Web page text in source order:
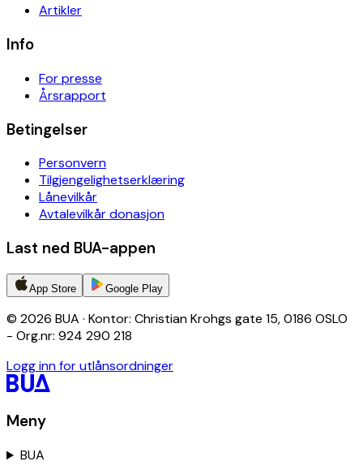
Artikler
Info
For presse
Årsrapport
Betingelser
Personvern
Tilgjengelighetserklæring
Lånevilkår
Avtalevilkår donasjon
Last ned BUA-appen
App Store Google Play
© 2026 BUA · Kontor: Christian Krohgs gate 15, 0186 OSLO
- Org.nr: 924 290 218
Logg inn for utlånsordninger
Meny
BUA